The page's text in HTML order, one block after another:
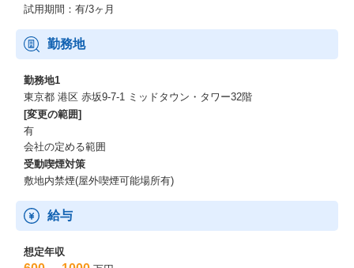
試用期間：有/3ヶ月
勤務地
勤務地1
東京都 港区 赤坂9-7-1 ミッドタウン・タワー32階
[変更の範囲]
有
会社の定める範囲
受動喫煙対策
敷地内禁煙(屋外喫煙可能場所有)
給与
想定年収